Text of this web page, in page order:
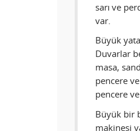
sarı ve
var.
Büyük
Duvarlar
masa,
pencere
pencere
Büyük bir
makinesi